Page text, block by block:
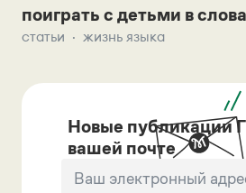
поиграть с детьми в слова
статьи жизнь языка
Новые публикации
вашей почте